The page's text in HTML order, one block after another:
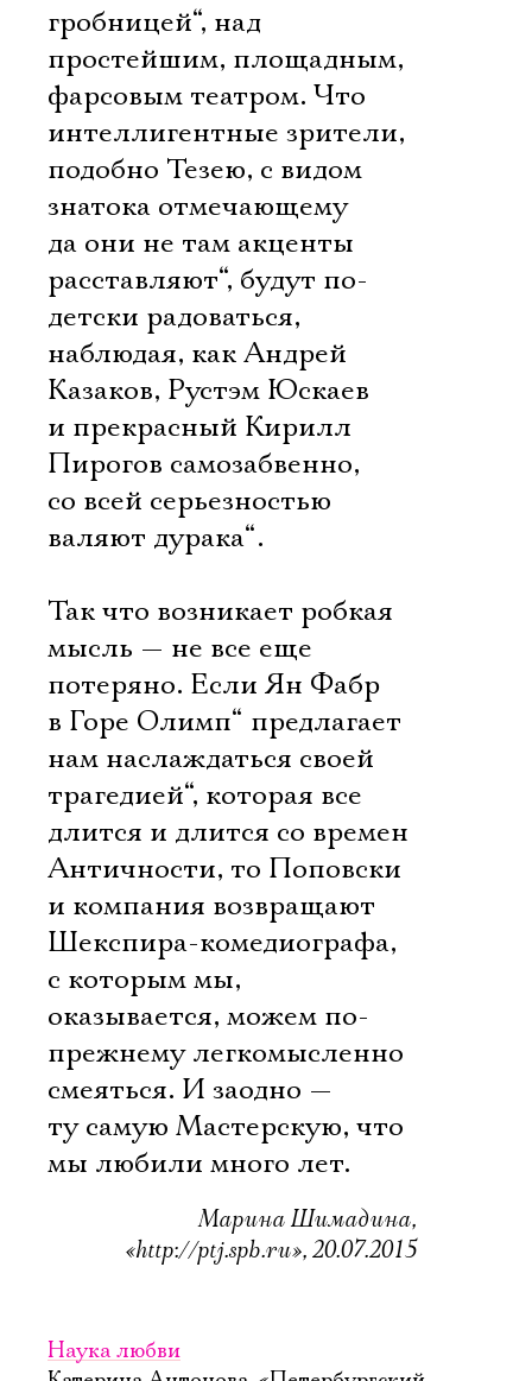
гробницей“, над
простейшим, площадным,
фарсовым театром. Что
интеллигентные зрители,
подобно Тезею, с видом
знатока отмечающему
да они не там акценты
расставляют“, будут по-
детски радоваться,
наблюдая, как Андрей
Казаков, Рустэм Юскаев
и прекрасный Кирилл
Пирогов самозабвенно,
со всей серьезностью
валяют дурака“.
Так что возникает робкая
мысль — не все еще
потеряно. Если Ян Фабр
в Горе Олимп“ предлагает
нам наслаждаться своей
трагедией“, которая все
длится и длится со времен
Античности, то Поповски
и компания возвращают
Шекспира-комедиографа,
с которым мы,
оказывается, можем по-
прежнему легкомысленно
смеяться. И заодно —
ту самую Мастерскую, что
мы любили много лет.
Марина Шимадина,
«http://ptj.spb.ru», 20.07.2015
Наука любви